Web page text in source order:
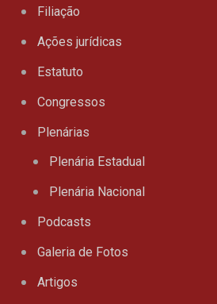
Filiação
Ações jurídicas
Estatuto
Congressos
Plenárias
Plenária Estadual
Plenária Nacional
Podcasts
Galeria de Fotos
Artigos